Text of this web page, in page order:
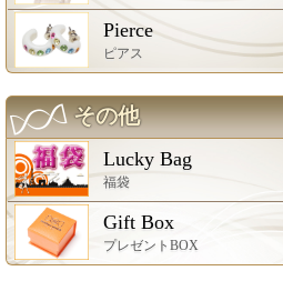
Pierce
ピアス
その他
Lucky Bag
福袋
Gift Box
プレゼントBOX